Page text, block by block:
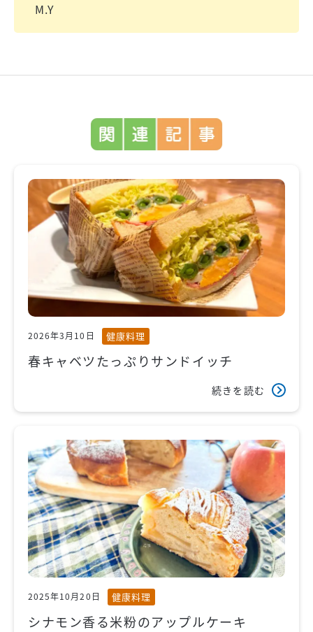
M.Y
2026年3月10日 健康料理
春キャベツたっぷりサンドイッチ
続きを読む
2025年10月20日 健康料理
シナモン香る米粉のアップルケーキ